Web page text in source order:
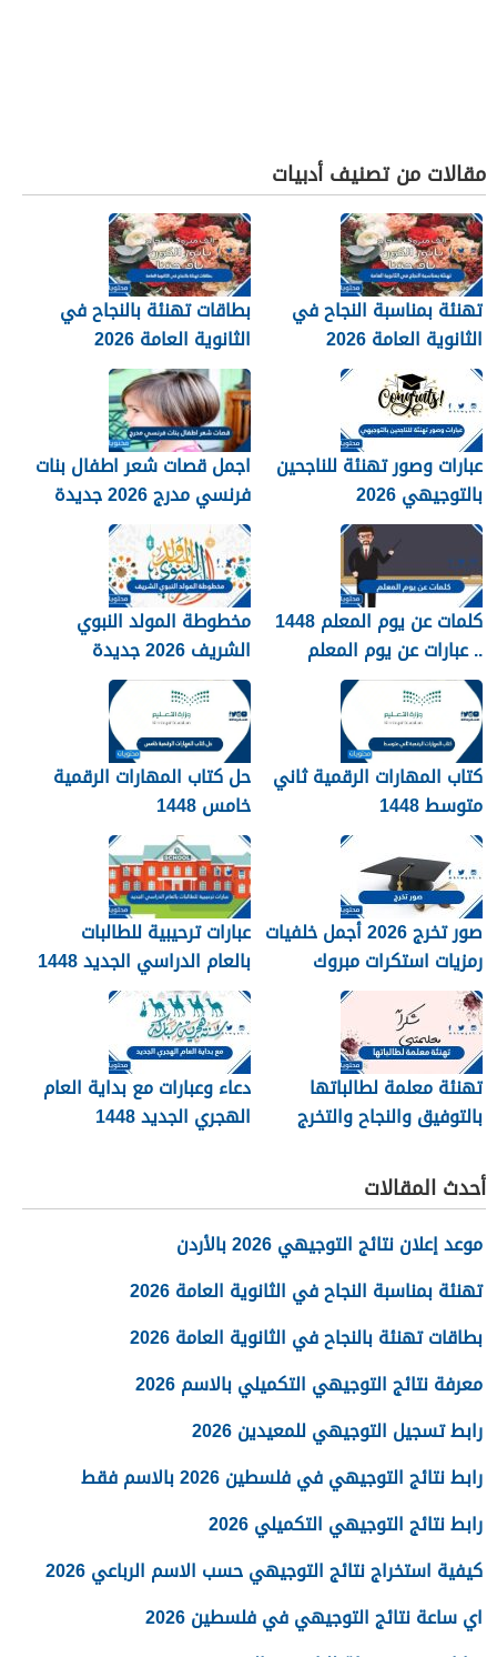
مقالات من تصنيف أدبيات
تهنئة بمناسبة النجاح في
الثانوية العامة 2026
بطاقات تهنئة بالنجاح في
الثانوية العامة 2026
عبارات وصور تهنئة للناجحين
بالتوجيهي 2026
اجمل قصات شعر اطفال بنات
فرنسي مدرج 2026 جديدة
كلمات عن يوم المعلم 1448
.. عبارات عن يوم المعلم
مكتوبة 1448
مخطوطة المولد النبوي
الشريف 2026 جديدة
كتاب المهارات الرقمية ثاني
متوسط 1448
حل كتاب المهارات الرقمية
خامس 1448
صور تخرج 2026 أجمل خلفيات
رمزيات استكرات مبروك
التخرج 1448
عبارات ترحيبية للطالبات
بالعام الدراسي الجديد 1448
بالصور
تهنئة معلمة لطالباتها
بالتوفيق والنجاح والتخرج
دعاء وعبارات مع بداية العام
الهجري الجديد 1448
أحدث المقالات
موعد إعلان نتائج التوجيهي 2026 بالأردن
تهنئة بمناسبة النجاح في الثانوية العامة 2026
بطاقات تهنئة بالنجاح في الثانوية العامة 2026
معرفة نتائج التوجيهي التكميلي بالاسم 2026
رابط تسجيل التوجيهي للمعيدين 2026
رابط نتائج التوجيهي في فلسطين 2026 بالاسم فقط
رابط نتائج التوجيهي التكميلي 2026
كيفية استخراج نتائج التوجيهي حسب الاسم الرباعي 2026
اي ساعة نتائج التوجيهي في فلسطين 2026